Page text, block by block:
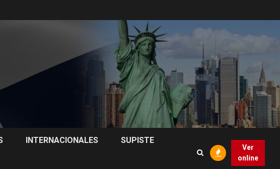
INTERNACIONALES SUPISTE
Ver
online